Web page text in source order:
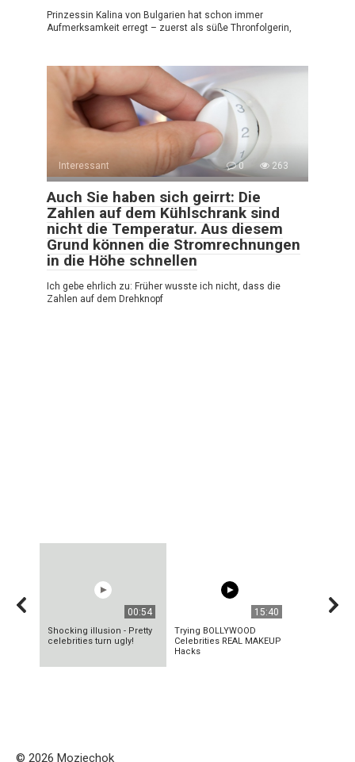
Prinzessin Kalina von Bulgarien hat schon immer
Aufmerksamkeit erregt – zuerst als süße Thronfolgerin,
Interessant 0 263
Auch Sie haben sich geirrt: Die
Zahlen auf dem Kühlschrank sind
nicht die Temperatur. Aus diesem
Grund können die Stromrechnungen
in die Höhe schnellen
Ich gebe ehrlich zu: Früher wusste ich nicht, dass die
Zahlen auf dem Drehknopf
00:54
Shocking illusion - Pretty
celebrities turn ugly!
15:40
Trying BOLLYWOOD
Celebrities REAL MAKEUP
Hacks
© 2026 Mozjechok